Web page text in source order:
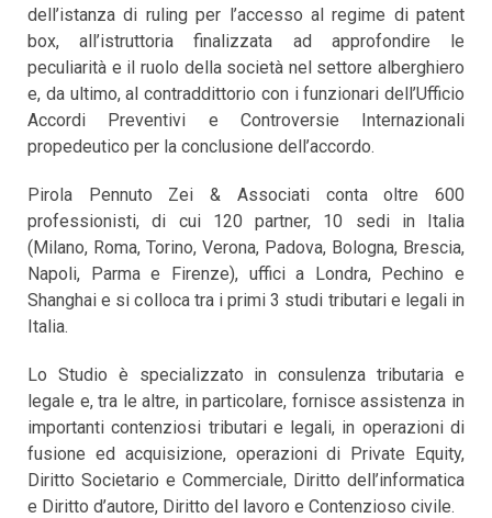
dell’istanza di ruling per l’accesso al regime di patent
box, all’istruttoria finalizzata ad approfondire le
peculiarità e il ruolo della società nel settore alberghiero
e, da ultimo, al contraddittorio con i funzionari dell’Ufficio
Accordi Preventivi e Controversie Internazionali
propedeutico per la conclusione dell’accordo.
Pirola Pennuto Zei & Associati conta oltre 600
professionisti, di cui 120 partner, 10 sedi in Italia
(Milano, Roma, Torino, Verona, Padova, Bologna, Brescia,
Napoli, Parma e Firenze), uffici a Londra, Pechino e
Shanghai e si colloca tra i primi 3 studi tributari e legali in
Italia.
Lo Studio è specializzato in consulenza tributaria e
legale e, tra le altre, in particolare, fornisce assistenza in
importanti contenziosi tributari e legali, in operazioni di
fusione ed acquisizione, operazioni di Private Equity,
Diritto Societario e Commerciale, Diritto dell’informatica
e Diritto d’autore, Diritto del lavoro e Contenzioso civile.